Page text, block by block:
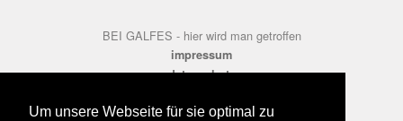
Um unsere Webseite für sie optimal zu
BEI GALFES - hier wird man getroffen
impressum
datenschutz